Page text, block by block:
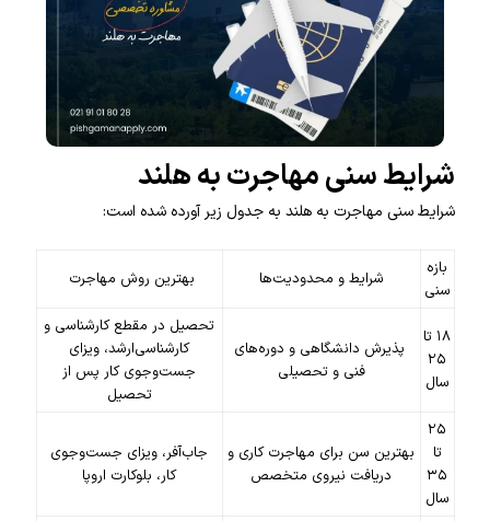
شرایط سنی مهاجرت به هلند
شرایط سنی مهاجرت به هلند به جدول زیر آورده شده است:
بازه
سنی
شرایط و محدودیت‌ها بهترین روش مهاجرت
۱۸ تا
۲۵
سال
پذیرش دانشگاهی و دوره‌های
فنی و تحصیلی
تحصیل در مقطع کارشناسی و
کارشناسی‌ارشد، ویزای
جست‌وجوی کار پس از
تحصیل
۲۵
تا
۳۵
سال
بهترین سن برای مهاجرت کاری و
دریافت نیروی متخصص
جاب‌آفر، ویزای جست‌وجوی
کار، بلوکارت اروپا